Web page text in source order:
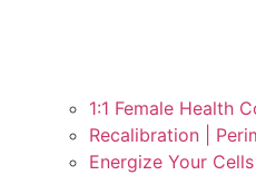
1:1 Female Health
Recalibration |
Energize Your